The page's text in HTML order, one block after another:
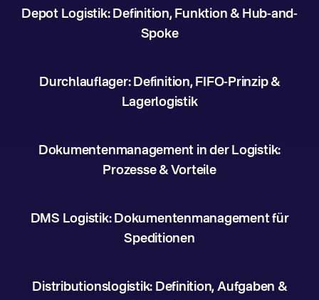
Depot Logistik: Definition, Funktion & Hub-and-
Spoke
Durchlauflager: Definition, FIFO-Prinzip &
Lagerlogistik
Dokumentenmanagement in der Logistik:
Prozesse & Vorteile
DMS Logistik: Dokumentenmanagement für
Speditionen
Distributionslogistik: Definition, Aufgaben &